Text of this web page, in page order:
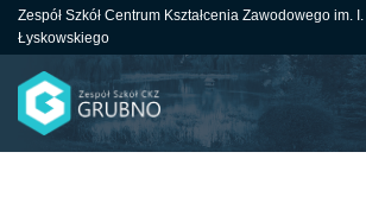
do
treści
Zespół Szkół Centrum Kształcenia Zawodowego im. I.
Łyskowskiego